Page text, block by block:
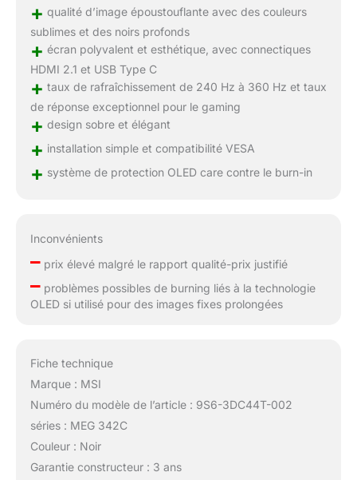
+ qualité d’image époustouflante avec des couleurs
sublimes et des noirs profonds
+ écran polyvalent et esthétique, avec connectiques
HDMI 2.1 et USB Type C
+ taux de rafraîchissement de 240 Hz à 360 Hz et taux
de réponse exceptionnel pour le gaming
+ design sobre et élégant
+ installation simple et compatibilité VESA
+ système de protection OLED care contre le burn-in
Inconvénients
–prix élevé malgré le rapport qualité-prix justifié
–problèmes possibles de burning liés à la technologie
OLED si utilisé pour des images fixes prolongées
Fiche technique
Marque : MSI
Numéro du modèle de l’article : 9S6-3DC44T-002
séries : MEG 342C
Couleur : Noir
Garantie constructeur : 3 ans